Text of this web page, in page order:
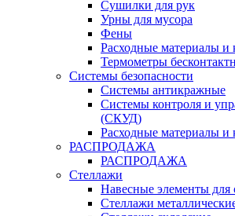
Сушилки для рук
Урны для мусора
Фены
Расходные материалы
Термометры
Системы безопасности
Системы антикражные
Системы контроля и
(СКУД)
Расходные материалы
РАСПРОДАЖА
РАСПРОДАЖА
Стеллажи
Навесные элементы для
Стеллажи